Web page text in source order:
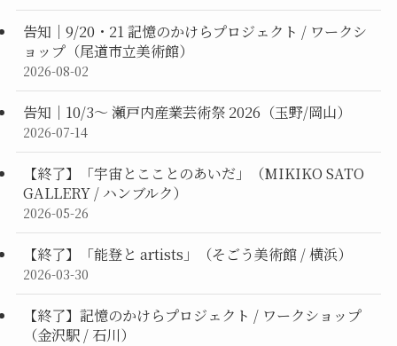
告知｜9/20・21 記憶のかけらプロジェクト / ワークシ
ョップ（尾道市立美術館）
2026-08-02
告知｜10/3〜 瀬戸内産業芸術祭 2026（玉野/岡山）
2026-07-14
【終了】「宇宙とこことのあいだ」（MIKIKO SATO
GALLERY / ハンブルク）
2026-05-26
【終了】「能登と artists」（そごう美術館 / 横浜）
2026-03-30
【終了】記憶のかけらプロジェクト / ワークショップ
（金沢駅 / 石川）